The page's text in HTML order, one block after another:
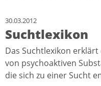
30.03.2012
Suchtlexikon
Das Suchtlexikon
von psychoaktiven
die sich zu einer Sucht